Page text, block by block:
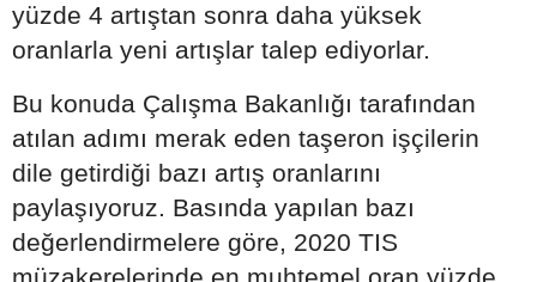
yüzde 4 artıştan sonra daha yüksek
oranlarla yeni artışlar talep ediyorlar.
Bu konuda Çalışma Bakanlığı tarafından
atılan adımı merak eden taşeron işçilerin
dile getirdiği bazı artış oranlarını
paylaşıyoruz. Basında yapılan bazı
değerlendirmelere göre, 2020 TIS